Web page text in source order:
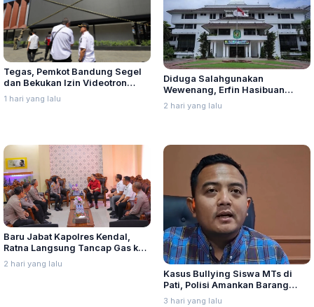
Tegas, Pemkot Bandung Segel
dan Bekukan Izin Videotron
Gegara Tebang Pohon untuk
Tingkatkan Visibilitas
1 hari yang lalu
Diduga Salahgunakan
Wewenang, Erfin Hasibuan
Dinonaktifkan dari Jabatan
Lurah Aur Kota Medan
2 hari yang lalu
Baru Jabat Kapolres Kendal,
Ratna Langsung Tancap Gas ke
Kantor Kejaksaan Negeri
2 hari yang lalu
Kasus Bullying Siswa MTs di
Pati, Polisi Amankan Barang
Bukti dan Periksa Saksi
3 hari yang lalu